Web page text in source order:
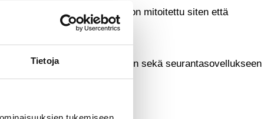
Tietoja
vuodessa, ja järjestelmä on mitoitettu siten että
sai selkeän opastuksen sekä seurantasovellukseen